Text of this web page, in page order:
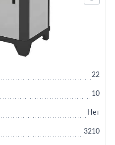
22
10
Нет
3210